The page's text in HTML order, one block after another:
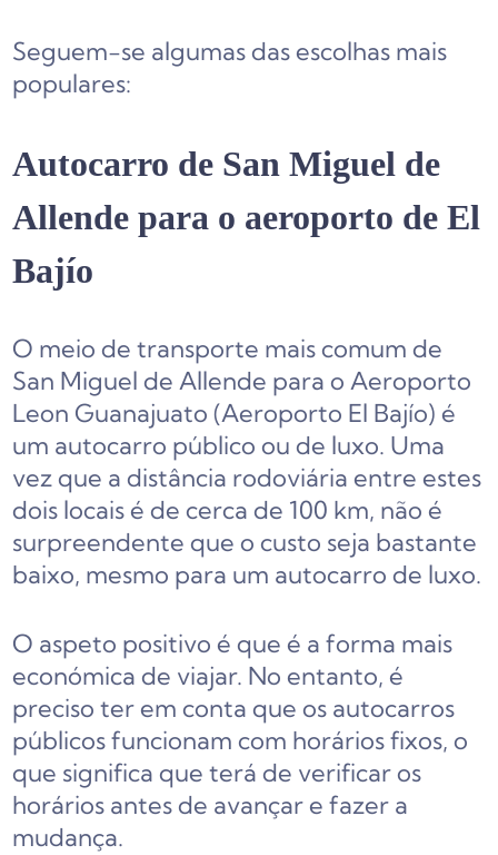
Seguem-se algumas das escolhas mais
populares:
Autocarro de San Miguel de
Allende para o aeroporto de El
Bajío
O meio de transporte mais comum de
San Miguel de Allende para o Aeroporto
Leon Guanajuato (Aeroporto El Bajío) é
um autocarro público ou de luxo. Uma
vez que a distância rodoviária entre estes
dois locais é de cerca de 100 km, não é
surpreendente que o custo seja bastante
baixo, mesmo para um autocarro de luxo.
O aspeto positivo é que é a forma mais
económica de viajar. No entanto, é
preciso ter em conta que os autocarros
públicos funcionam com horários fixos, o
que significa que terá de verificar os
horários antes de avançar e fazer a
mudança.